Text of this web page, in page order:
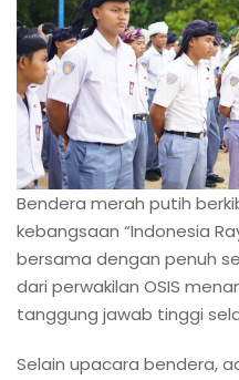
Bendera merah putih
kebangsaan “Indonesia
bersama dengan penuh
dari perwakilan OSIS
tanggung jawab tinggi
Selain upacara bendera,